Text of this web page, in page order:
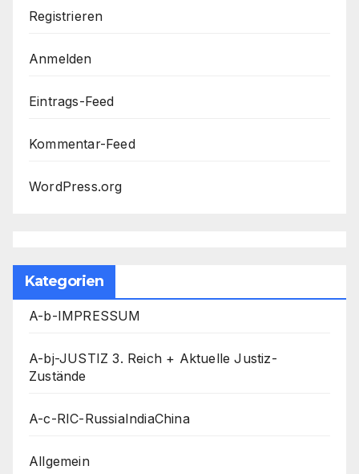
Registrieren
Anmelden
Eintrags-Feed
Kommentar-Feed
WordPress.org
Kategorien
A-b-IMPRESSUM
A-bj-JUSTIZ 3. Reich + Aktuelle Justiz-
Zustände
A-c-RIC-RussiaIndiaChina
Allgemein